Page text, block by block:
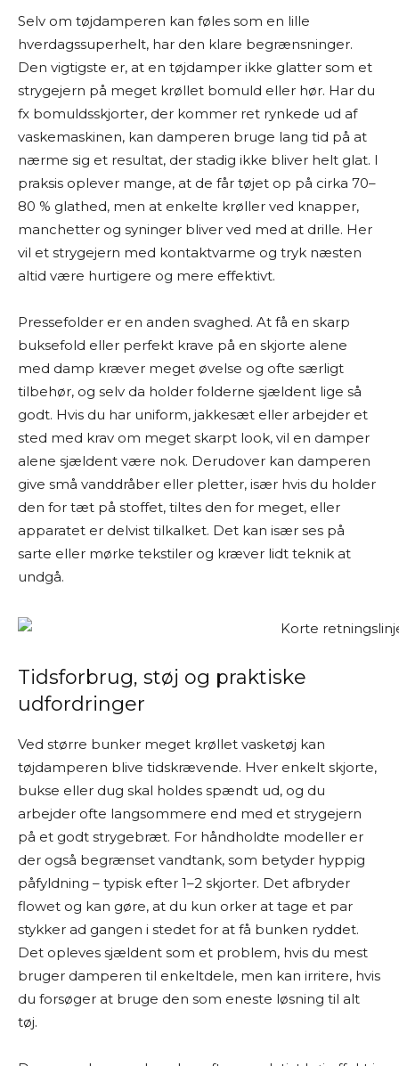
Selv om tøjdamperen kan føles som en lille
hverdagssuperhelt, har den klare begrænsninger.
Den vigtigste er, at en tøjdamper ikke glatter som et
strygejern på meget krøllet bomuld eller hør. Har du
fx bomuldsskjorter, der kommer ret rynkede ud af
vaskemaskinen, kan damperen bruge lang tid på at
nærme sig et resultat, der stadig ikke bliver helt glat. I
praksis oplever mange, at de får tøjet op på cirka 70–
80 % glathed, men at enkelte krøller ved knapper,
manchetter og syninger bliver ved med at drille. Her
vil et strygejern med kontaktvarme og tryk næsten
altid være hurtigere og mere effektivt.
Pressefolder er en anden svaghed. At få en skarp
buksefold eller perfekt krave på en skjorte alene
med damp kræver meget øvelse og ofte særligt
tilbehør, og selv da holder folderne sjældent lige så
godt. Hvis du har uniform, jakkesæt eller arbejder et
sted med krav om meget skarpt look, vil en damper
alene sjældent være nok. Derudover kan damperen
give små vanddråber eller pletter, især hvis du holder
den for tæt på stoffet, tiltes den for meget, eller
apparatet er delvist tilkalket. Det kan især ses på
sarte eller mørke tekstiler og kræver lidt teknik at
undgå.
Tidsforbrug, støj og praktiske
udfordringer
Ved større bunker meget krøllet vasketøj kan
tøjdamperen blive tidskrævende. Hver enkelt skjorte,
bukse eller dug skal holdes spændt ud, og du
arbejder ofte langsommere end med et strygejern
på et godt strygebræt. For håndholdte modeller er
der også begrænset vandtank, som betyder hyppig
påfyldning – typisk efter 1–2 skjorter. Det afbryder
flowet og kan gøre, at du kun orker at tage et par
stykker ad gangen i stedet for at få bunken ryddet.
Det opleves sjældent som et problem, hvis du mest
bruger damperen til enkeltdele, men kan irritere, hvis
du forsøger at bruge den som eneste løsning til alt
tøj.